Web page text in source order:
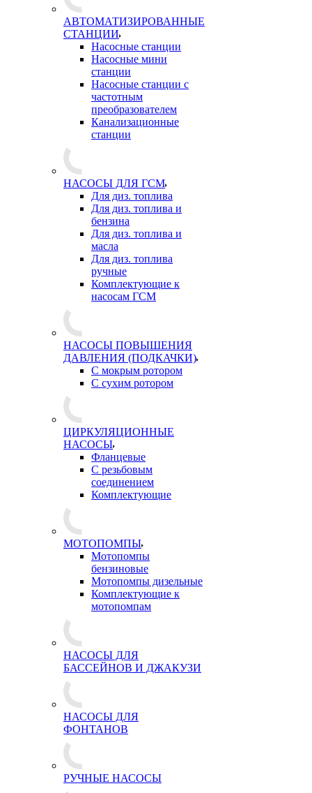
АВТОМАТИЗИРОВАННЫЕ
СТАНЦИИ
Насосные станции
Насосные мини
станции
Насосные станции с
частотным
преобразователем
Канализационные
станции
НАСОСЫ ДЛЯ ГСМ
Для диз. топлива
Для диз. топлива и
бензина
Для диз. топлива и
масла
Для диз. топлива
ручные
Комплектующие к
насосам ГСМ
НАСОСЫ ПОВЫШЕНИЯ
ДАВЛЕНИЯ (ПОДКАЧКИ)
С мокрым ротором
С сухим ротором
ЦИРКУЛЯЦИОННЫЕ
НАСОСЫ
Фланцевые
С резьбовым
соединением
Комплектующие
МОТОПОМПЫ
Мотопомпы
бензиновые
Мотопомпы дизельные
Комплектующие к
мотопомпам
НАСОСЫ ДЛЯ
БАССЕЙНОВ И ДЖАКУЗИ
НАСОСЫ ДЛЯ
ФОНТАНОВ
РУЧНЫЕ НАСОСЫ